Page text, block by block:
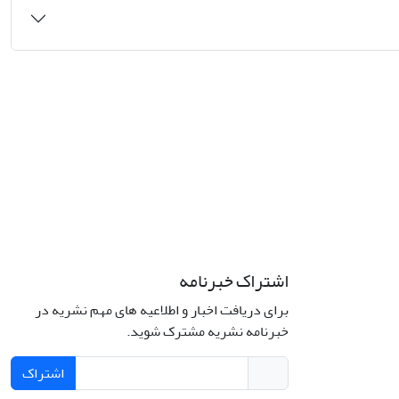
اشتراک خبرنامه
برای دریافت اخبار و اطلاعیه های مهم نشریه در
خبرنامه نشریه مشترک شوید.
اشتراک